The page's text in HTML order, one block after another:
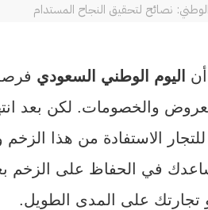
نصائح لتحقيق النجاح المستدام
اليوم الوطني السعودي
والخصومات. لكن بعد
الاستفادة من هذا الزخم
في الحفاظ على الزخم
تجارتك على المدى الطويل.